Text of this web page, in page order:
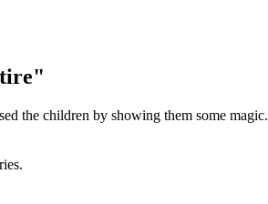
the children by showing them some magic.